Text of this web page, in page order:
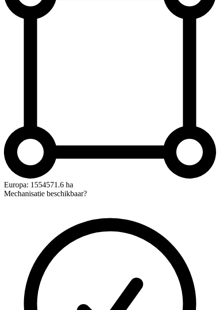
Europa: 1554571.6 ha
Mechanisatie beschikbaar?